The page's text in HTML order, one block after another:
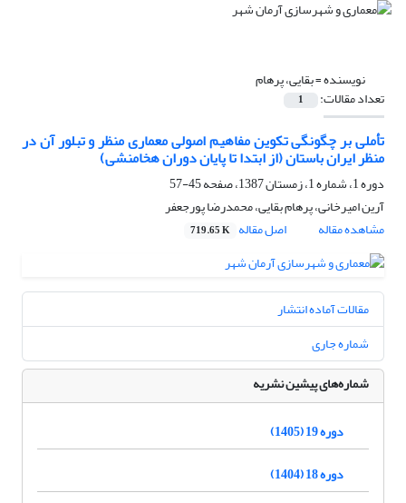
نویسنده =بقایی، پرهام
تعداد مقالات: 1
تأملی بر چگونگی تکوین مفاهیم اصولی معماری منظر و تبلور آن در
منظر ایران باستان (از ابتدا تا پایان دوران هخامنشی)
دوره 1، شماره 1، زمستان 1387، صفحه
45-57
آرین امیرخانی، پرهام بقایی، محمدرضا پورجعفر
مشاهده مقاله
اصل مقاله 719.65 K
مقالات آماده انتشار
شماره جاری
شماره‌های پیشین نشریه
دوره 19 (1405)
دوره 18 (1404)